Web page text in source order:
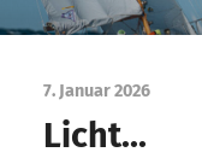
7. Januar 2026
Licht…